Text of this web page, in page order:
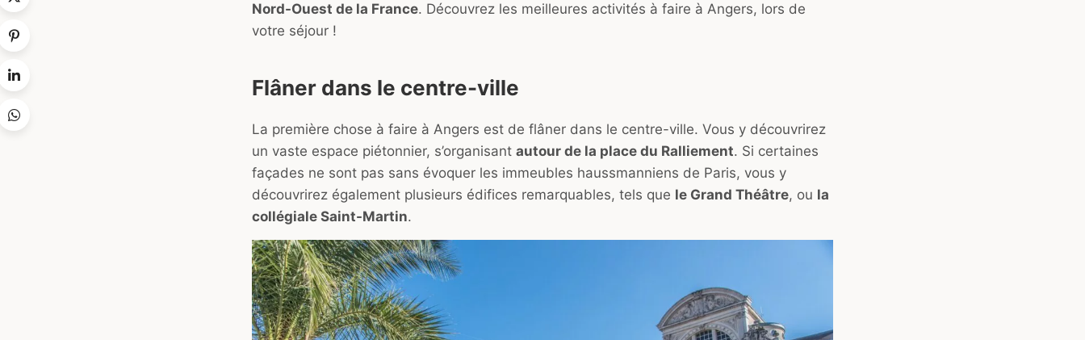
Nord-Ouest de la France. Découvrez les meilleures activités à faire à Angers, lors de
votre séjour !
Flâner dans le centre-ville
La première chose à faire à Angers est de flâner dans le centre-ville. Vous y découvrirez
un vaste espace piétonnier, s’organisant autour de la place du Ralliement. Si certaines
façades ne sont pas sans évoquer les immeubles haussmanniens de Paris, vous y
découvrirez également plusieurs édifices remarquables, tels que le Grand Théâtre, ou la
collégiale Saint-Martin.